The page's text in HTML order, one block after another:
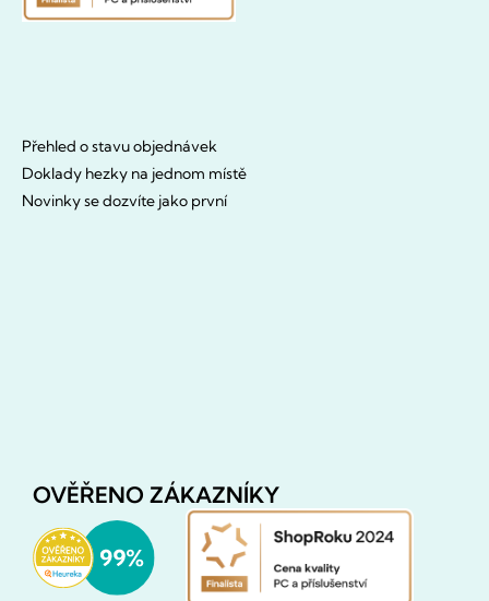
Přehled o stavu objednávek
Doklady hezky na jednom místě
Novinky se dozvíte jako první
OVĚŘENO ZÁKAZNÍKY